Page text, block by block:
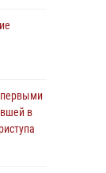
первыми
в